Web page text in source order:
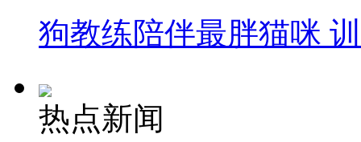
狗教练陪伴最胖猫咪
热点新闻